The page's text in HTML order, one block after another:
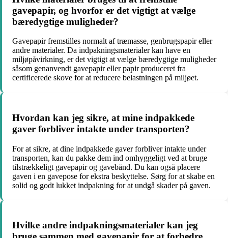
gavepapir, og hvorfor er det vigtigt at vælge
bæredygtige muligheder?
Gavepapir fremstilles normalt af træmasse, genbrugspapir eller
andre materialer. Da indpakningsmaterialer kan have en
miljøpåvirkning, er det vigtigt at vælge bæredygtige muligheder
såsom genanvendt gavepapir eller papir produceret fra
certificerede skove for at reducere belastningen på miljøet.
Hvordan kan jeg sikre, at mine indpakkede
gaver forbliver intakte under transporten?
For at sikre, at dine indpakkede gaver forbliver intakte under
transporten, kan du pakke dem ind omhyggeligt ved at bruge
tilstrækkeligt gavepapir og gavebånd. Du kan også placere
gaven i en gavepose for ekstra beskyttelse. Sørg for at skabe en
solid og godt lukket indpakning for at undgå skader på gaven.
Hvilke andre indpakningsmaterialer kan jeg